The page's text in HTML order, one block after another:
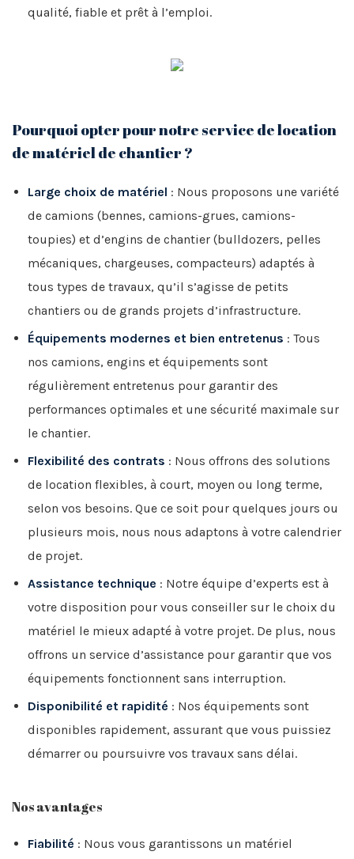
qualité, fiable et prêt à l’emploi.
Pourquoi opter pour notre service de location
de matériel de chantier ?
Large choix de matériel : Nous proposons une variété
de camions (bennes, camions-grues, camions-
toupies) et d’engins de chantier (bulldozers, pelles
mécaniques, chargeuses, compacteurs) adaptés à
tous types de travaux, qu’il s’agisse de petits
chantiers ou de grands projets d’infrastructure.
Équipements modernes et bien entretenus : Tous
nos camions, engins et équipements sont
régulièrement entretenus pour garantir des
performances optimales et une sécurité maximale sur
le chantier.
Flexibilité des contrats : Nous offrons des solutions
de location flexibles, à court, moyen ou long terme,
selon vos besoins. Que ce soit pour quelques jours ou
plusieurs mois, nous nous adaptons à votre calendrier
de projet.
Assistance technique : Notre équipe d’experts est à
votre disposition pour vous conseiller sur le choix du
matériel le mieux adapté à votre projet. De plus, nous
offrons un service d’assistance pour garantir que vos
équipements fonctionnent sans interruption.
Disponibilité et rapidité : Nos équipements sont
disponibles rapidement, assurant que vous puissiez
démarrer ou poursuivre vos travaux sans délai.
Nos avantages
Fiabilité : Nous vous garantissons un matériel